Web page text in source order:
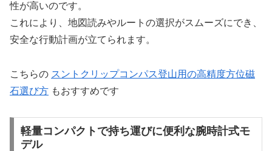
性が高いのです。
これにより、地図読みやルートの選択がスムーズにでき、
安全な行動計画が立てられます。
こちらの スントクリップコンパス登山用の高精度方位磁
石選び方 もおすすめです
軽量コンパクトで持ち運びに便利な腕時計式モ
デル